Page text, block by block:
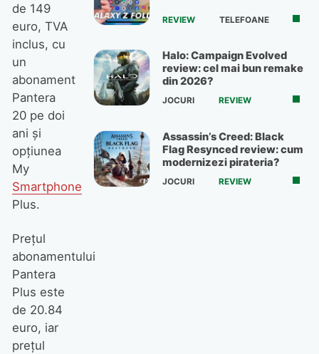
de 149
euro, TVA
inclus, cu
un
abonament
Pantera
20 pe doi
ani şi
opţiunea
My
Smartphone
Plus.
Preţul
abonamentului
Pantera
Plus este
de 20.84
euro, iar
preţul
REVIEW TELEFOANE
Halo: Campaign Evolved
review: cel mai bun remake
din 2026?
JOCURI REVIEW
Assassin’s Creed: Black
Flag Resynced review: cum
modernizezi pirateria?
JOCURI REVIEW